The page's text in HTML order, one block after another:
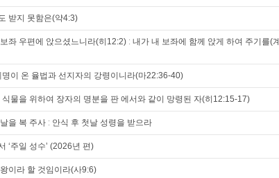
받지 못함은(약4:3)
좌 우편에 앉으셨느니라(히12:2) ː 내가 내 보좌에 함께 앉게 하여 주기를(계
명이 온 율법과 선지자의 강령이니라(마22:36-40)
식물을 위하여 장자의 명분을 판 에서와 같이 망령된 자(히12:15-17)
을 복 주사 ː 안식 후 첫날 성령을 받으라
‘주일 성수’ (2026년 편)
이라 할 것임이라(사9:6)